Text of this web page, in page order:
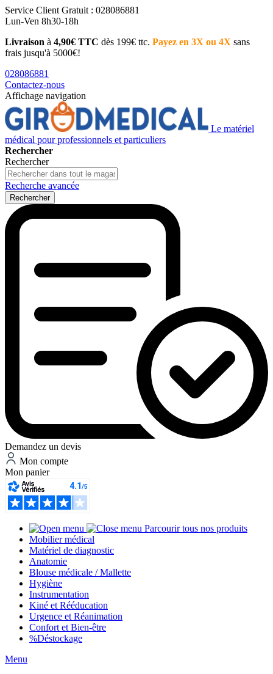
Service Client Gratuit : 028086881
Lun-Ven 8h30-18h
Livraison à 4,90€ TTC dès 199€ ttc. Payez en 3X ou 4X sans
frais jusqu'à 5000€!
028086881
Contactez-nous
Affichage navigation
Le matériel
médical pour professionnels et particuliers
Rechercher
Rechercher
Recherche avancée
Rechercher
Demandez un devis
Mon compte
Mon panier
Parcourir tous nos produits
Mobilier médical
Matériel de diagnostic
Anatomie
Blouse médicale / Mallette
Hygiène
Instrumentation
Kiné et Rééducation
Urgence et Réanimation
Confort et Bien-être
%Déstockage
Menu